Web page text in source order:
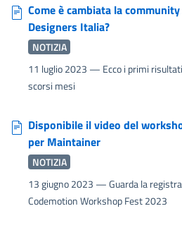
Come è cambiata la
Designers Italia?
NOTIZIA
11 luglio 2023 — Ecco i primi
scorsi mesi
Disponibile il video del
per Maintainer
NOTIZIA
13 giugno 2023 — Guarda la
Codemotion Workshop Fest 2023